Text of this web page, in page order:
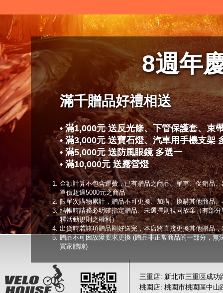
8週年
滿千贈品好禮相送
• 滿1,000元 送反光條、下管保護套、束
• 滿3,000元 送寶石燈、汽車用手機支架
• 滿5,000元 送防風眼鏡 多選一
• 滿10,000元 送露營燈
金額計算不包含運費，已有贈品之商品、單車、促銷品
單價超過5000元之商品
限單次購物累計，贈品不可更換、加購、換購其他商品
結帳時請務必明確指定贈品、未選擇則視同放棄（有部
釋活動規則之權利）
出貨時若該項贈品剛好送完，本店將直接更換其他贈品
贈品不可因故障要求更換 (贈品非正常商品的一部分，無
買家體諒)
三重店: 新北市三重區成功
桃園店: 桃園市桃園區中山